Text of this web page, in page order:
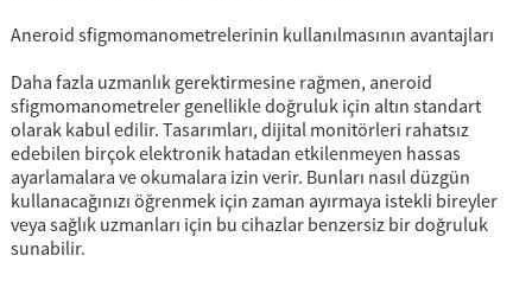
Aneroid sfigmomanometrelerinin kullanılmasının avantajları
Daha fazla uzmanlık gerektirmesine rağmen, aneroid
sfigmomanometreler genellikle doğruluk için altın standart
olarak kabul edilir. Tasarımları, dijital monitörleri rahatsız
edebilen birçok elektronik hatadan etkilenmeyen hassas
ayarlamalara ve okumalara izin verir. Bunları nasıl düzgün
kullanacağınızı öğrenmek için zaman ayırmaya istekli bireyler
veya sağlık uzmanları için bu cihazlar benzersiz bir doğruluk
sunabilir.